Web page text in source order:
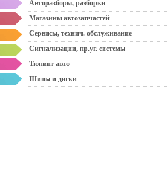
Авторазборы, разборки
Магазины автозапчастей
Сервисы, технич. обслуживание
Сигнализации, пр.уг. системы
Тюнинг авто
Шины и диски